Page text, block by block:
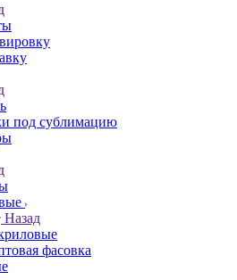
под сублимацию
Назад
фасовка